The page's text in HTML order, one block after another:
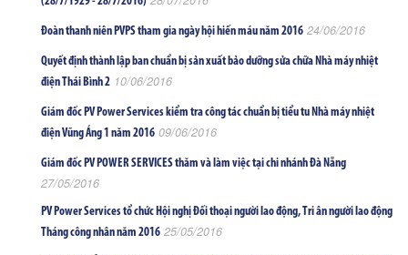
Đoàn thanh niên PVPS tham gia ngày hội hiến máu năm 2016 24/06/2016
Quyết định thành lập ban chuẩn bị sản xuất bảo dưỡng sửa chữa Nhà máy nhiệt
điện Thái Bình 2 10/06/2016
Giám đốc PV Power Services kiểm tra công tác chuẩn bị tiểu tu Nhà máy nhiệt
điện Vũng Áng 1 năm 2016 09/06/2016
Giám đốc PV POWER SERVICES thăm và làm việc tại chi nhánh Đà Nẵng
27/05/2016
PV Power Services tổ chức Hội nghị Đối thoại người lao động, Tri ân người lao động
Tháng công nhân năm 2016 25/05/2016